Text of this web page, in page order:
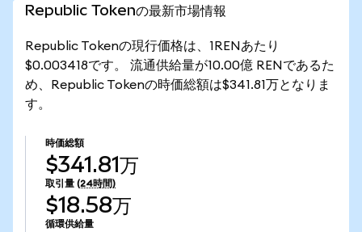
Republic Tokenの最新市場情報
Republic Tokenの現行価格は、1RENあたり
$0.003418です。 流通供給量が10.00億 RENであるた
め、Republic Tokenの時価総額は$341.81万となりま
す。
時価総額
$341.81万
取引量 (24時間)
$18.58万
循環供給量